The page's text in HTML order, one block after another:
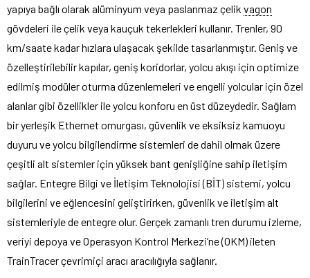
yapıya bağlı olarak alüminyum veya paslanmaz çelik vagon
gövdeleri ile çelik veya kauçuk tekerlekleri kullanır. Trenler, 90
km/saate kadar hızlara ulaşacak şekilde tasarlanmıştır. Geniş ve
özelleştirilebilir kapılar, geniş koridorlar, yolcu akışı için optimize
edilmiş modüler oturma düzenlemeleri ve engelli yolcular için özel
alanlar gibi özellikler ile yolcu konforu en üst düzeydedir. Sağlam
bir yerleşik Ethernet omurgası, güvenlik ve eksiksiz kamuoyu
duyuru ve yolcu bilgilendirme sistemleri de dahil olmak üzere
çeşitli alt sistemler için yüksek bant genişliğine sahip iletişim
sağlar. Entegre Bilgi ve İletişim Teknolojisi (BİT) sistemi, yolcu
bilgilerini ve eğlencesini geliştirirken, güvenlik ve iletişim alt
sistemleriyle de entegre olur. Gerçek zamanlı tren durumu izleme,
veriyi depoya ve Operasyon Kontrol Merkezi’ne (OKM) ileten
TrainTracer çevrimiçi aracı aracılığıyla sağlanır.